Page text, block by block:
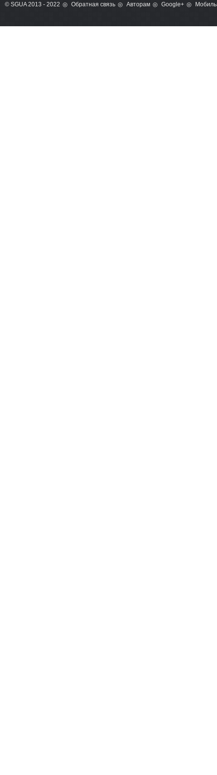
© SGUA 2013 - 2022 Обратная связь Авторам Google+